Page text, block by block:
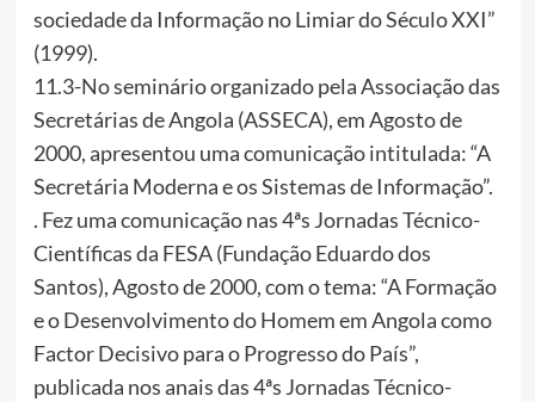
sociedade da Informação no Limiar do Século XXI”
(1999).
11.3-No seminário organizado pela Associação das
Secretárias de Angola (ASSECA), em Agosto de
2000, apresentou uma comunicação intitulada: “A
Secretária Moderna e os Sistemas de Informação”.
. Fez uma comunicação nas 4ªs Jornadas Técnico-
Científicas da FESA (Fundação Eduardo dos
Santos), Agosto de 2000, com o tema: “A Formação
e o Desenvolvimento do Homem em Angola como
Factor Decisivo para o Progresso do País”,
publicada nos anais das 4ªs Jornadas Técnico-